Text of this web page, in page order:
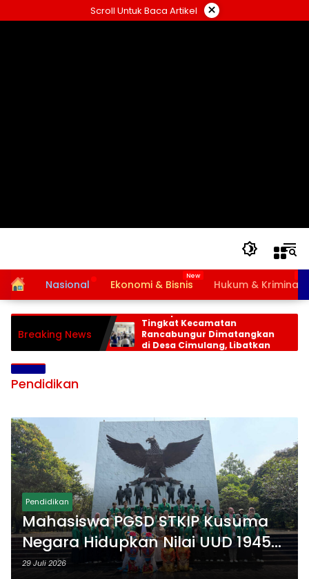
ke
Scroll Untuk Baca Artikel ×
HomeNasional Ekonomi & Bisnis Hukum & Kriminal
Breaking News
Persiapan HUT RI ke-81
Tingkat Kecamatan
Rancabungur Dimatangkan
di Desa Cimulang, Libatkan
Pendidikan
Pendidikan
Mahasiswa PGSD STKIP Kusuma
Negara Hidupkan Nilai UUD 1945
Lewat Educamp Inklusif di
29 Juli 2026